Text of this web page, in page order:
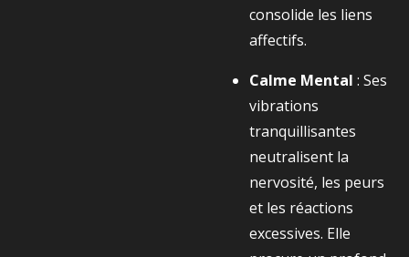
consolide les liens
affectifs.
Calme Mental : Ses
vibrations
tranquillisantes
neutralisent la
nervosité, les peurs
et les réactions
excessives. Elle